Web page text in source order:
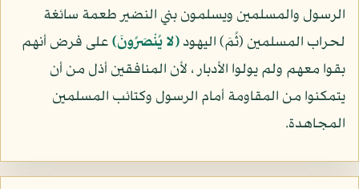
الرسول والمسلمين ويسلمون بني النضير طعمة سائغة
لحراب المسلمين (ثُمَ) اليهود(لا يُنْصَرُونَ)على فرض أنهم
بقوا معهم ولم يولوا الأدبار ، لأن المنافقين أذل من أن
يتمكنوا من المقاومة أمام الرسول وكتائب المسلمين
المجاهدة.